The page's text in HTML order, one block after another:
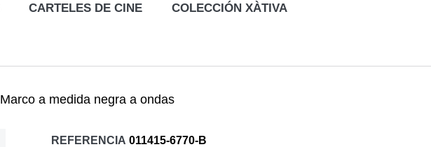
CARTELES DE CINE COLECCIÓN XÀTIVA
Marco a medida negra a ondas
REFERENCIA 011415-6770-B